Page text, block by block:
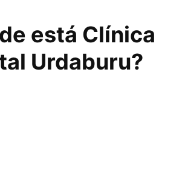
está Clínica
Urdaburu?